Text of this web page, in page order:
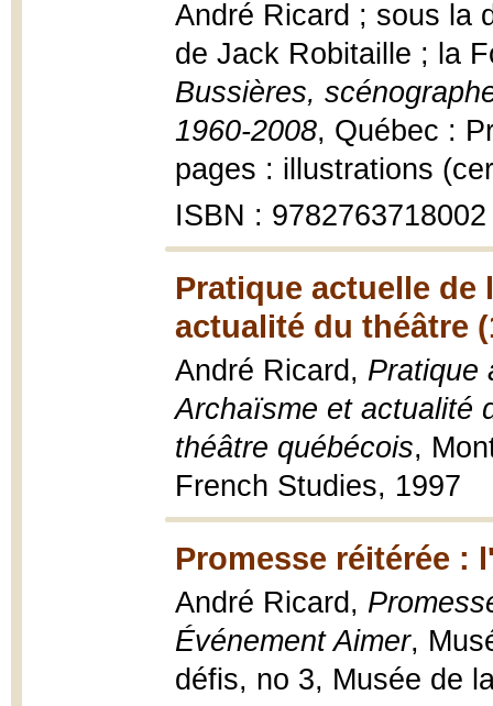
André Ricard ; sous la
de Jack Robitaille ; la
Bussières,
1960-2008, Québec :
pages : illustrations
ISBN : 9782763718002
Pratique actuelle de
actualité du théâtre
André Ricard, Pratique
Archaïsme et actualité
théâtre québécois,
French Studies, 1997
Promesse réitérée :
André Ricard,
Événement Aimer,
défis, no 3, Musée de